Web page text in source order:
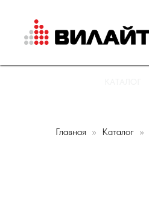
Главная Каталог